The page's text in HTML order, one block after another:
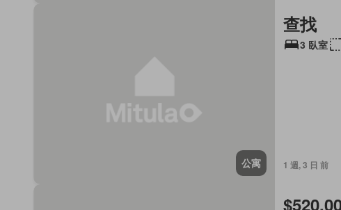
公寓
查找
3 臥室
1 週, 3 日 前